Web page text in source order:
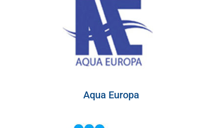
Aqua Europa